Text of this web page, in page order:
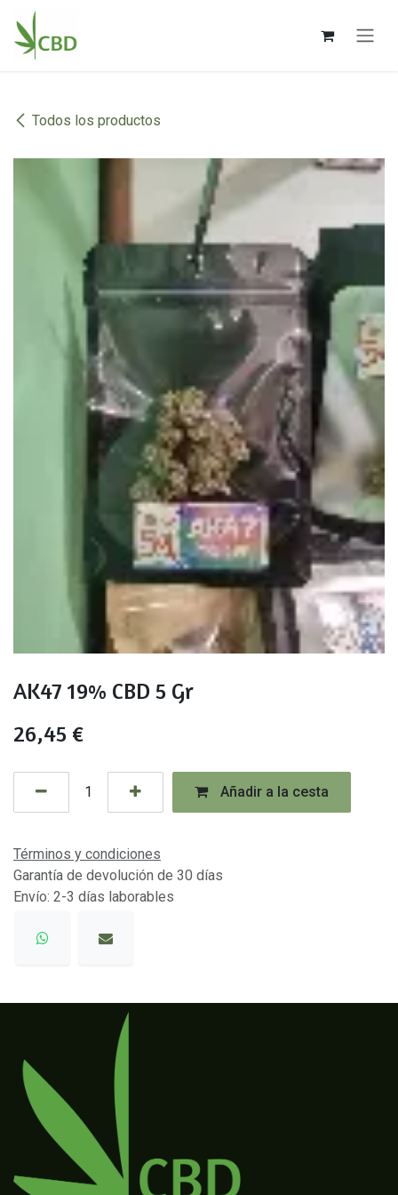
Ir al contenido
Todos los productos
AK47 19% CBD 5 Gr
26,45 €
Añadir a la cesta
Términos y condiciones
Garantía de devolución de 30 días
Envío: 2-3 días laborables